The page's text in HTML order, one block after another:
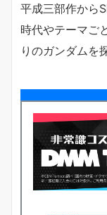
平成三部作から
時代やテーマご
りのガンダムを